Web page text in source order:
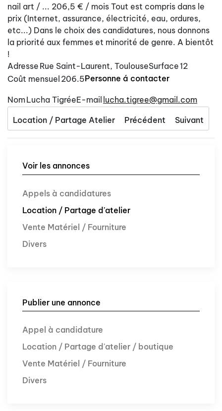
nail art / ... 206,5 € / mois Tout est compris dans le
prix (Internet, assurance, électricité, eau, ordures,
etc...) Dans le choix des candidatures, nous donnons
la priorité aux femmes et minorité de genre. A bientôt
!
Adresse Rue Saint-Laurent, ToulouseSurface12
Coût mensuel 206.5Personne á contacter
NomLucha TigréeE-mail lucha.tigree@gmail.com
Location / Partage Atelier Précédent Suivant
Voir les annonces
Appels à candidatures
Location / Partage d'atelier
Vente Matériel / Fourniture
Divers
Publier une annonce
Appel à candidature
Location / Partage d'atelier / boutique
Vente Matériel / Fourniture
Divers